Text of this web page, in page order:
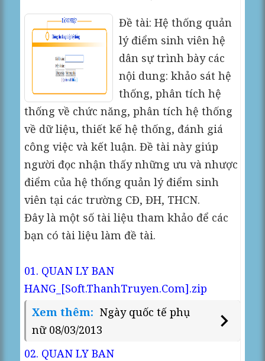
Đề tài: Hệ thống quản
lý điểm sinh viên hệ
dân sự trình bày các
nội dung: khảo sát hệ
thống, phân tích hệ
thống về chức năng, phân tích hệ thống
về dữ liệu, thiết kế hệ thống, đánh giá
công việc và kết luận. Đề tài này giúp
người đọc nhận thấy những ưu và nhược
điểm của hệ thống quản lý điểm sinh
viên tại các trường CĐ, ĐH, THCN.
Đây là một số tài liệu tham khảo để các
bạn có tài liệu làm đề tài.
01. QUAN LY BAN
HANG_[Soft.ThanhTruyen.Com].zip
Xem thêm: Ngày quốc tế phụ
nữ 08/03/2013
02. QUAN LY BAN